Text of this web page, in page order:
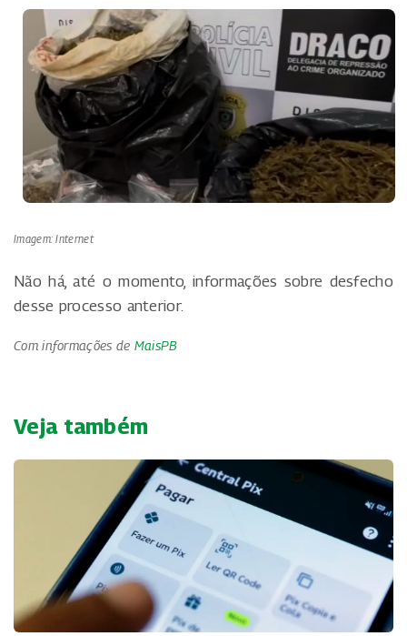
Imagem: Internet
Não há, até o momento, informações sobre desfecho
desse processo anterior.
Com informações de MaisPB
Veja também